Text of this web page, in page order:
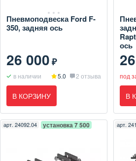
Пневмоподвеска Ford F-
350, задняя ось
26 000₽
в наличии 5.0 2 отзыва
В КОРЗИНУ
ось
под
В
арт. 24092.04 установка 7 500 арт.